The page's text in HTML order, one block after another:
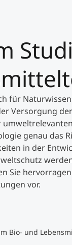
für
Versorgung
genau das
in der
Sie
vor.
Bio- und